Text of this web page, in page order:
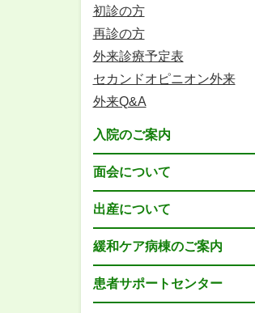
初診の方
再診の方
外来診療予定表
セカンドオピニオン外来
外来Q&A
入院のご案内
面会について
出産について
緩和ケア病棟のご案内
患者サポートセンター